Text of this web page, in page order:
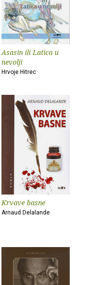
Asasin ili Latica u
nevolji
Hrvoje Hitrec
Krvave basne
Arnaud Delalande